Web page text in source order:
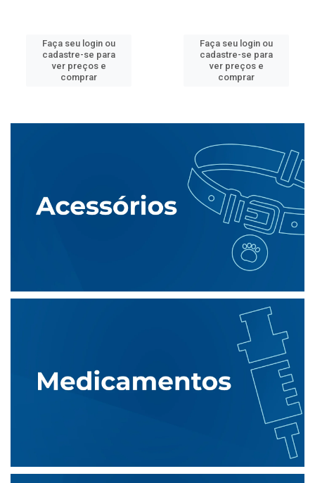
Faça seu login ou
cadastre-se para
ver preços e
comprar
Faça seu login ou
cadastre-se para
ver preços e
comprar